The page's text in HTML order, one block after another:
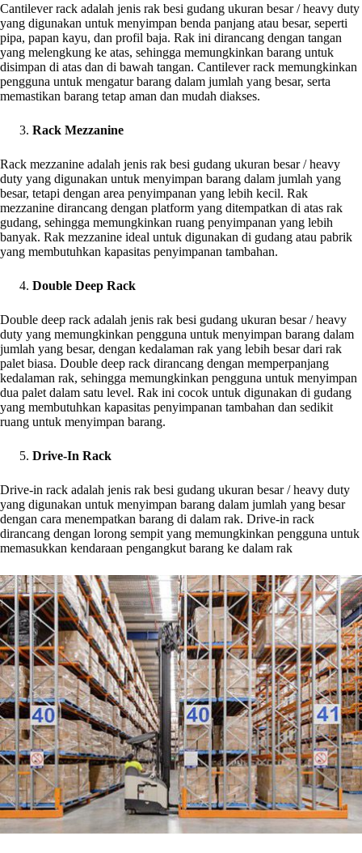
Cantilever rack adalah jenis rak besi gudang ukuran besar / heavy duty
yang digunakan untuk menyimpan benda panjang atau besar, seperti
pipa, papan kayu, dan profil baja. Rak ini dirancang dengan tangan
yang melengkung ke atas, sehingga memungkinkan barang untuk
disimpan di atas dan di bawah tangan. Cantilever rack memungkinkan
pengguna untuk mengatur barang dalam jumlah yang besar, serta
memastikan barang tetap aman dan mudah diakses.
Rack Mezzanine
Rack mezzanine adalah jenis rak besi gudang ukuran besar / heavy
duty yang digunakan untuk menyimpan barang dalam jumlah yang
besar, tetapi dengan area penyimpanan yang lebih kecil. Rak
mezzanine dirancang dengan platform yang ditempatkan di atas rak
gudang, sehingga memungkinkan ruang penyimpanan yang lebih
banyak. Rak mezzanine ideal untuk digunakan di gudang atau pabrik
yang membutuhkan kapasitas penyimpanan tambahan.
Double Deep Rack
Double deep rack adalah jenis rak besi gudang ukuran besar / heavy
duty yang memungkinkan pengguna untuk menyimpan barang dalam
jumlah yang besar, dengan kedalaman rak yang lebih besar dari rak
palet biasa. Double deep rack dirancang dengan memperpanjang
kedalaman rak, sehingga memungkinkan pengguna untuk menyimpan
dua palet dalam satu level. Rak ini cocok untuk digunakan di gudang
yang membutuhkan kapasitas penyimpanan tambahan dan sedikit
ruang untuk menyimpan barang.
Drive-In Rack
Drive-in rack adalah jenis rak besi gudang ukuran besar / heavy duty
yang digunakan untuk menyimpan barang dalam jumlah yang besar
dengan cara menempatkan barang di dalam rak. Drive-in rack
dirancang dengan lorong sempit yang memungkinkan pengguna untuk
memasukkan kendaraan pengangkut barang ke dalam rak